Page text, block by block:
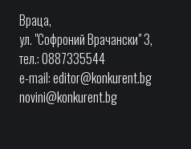
Враца,
ул. "Софроний Врачански" 3,
тел.: 0887335544
e-mail:editor@konkurent.bg
novini@konkurent.bg